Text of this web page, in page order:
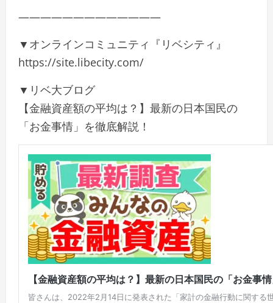
—————————————
▼オンラインコミュニティ『リベシティ』
https://site.libecity.com/
▼リベ大ブログ
【金融資産額の平均は？】最新の日本国民の
「お金事情」を徹底解説！